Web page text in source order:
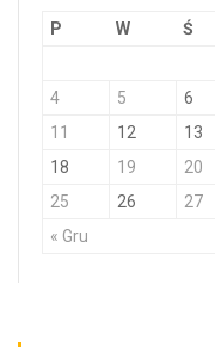
P W Ś
« Gru
4
5 6
11
12 13
18
19 20
25
26 27